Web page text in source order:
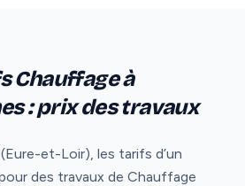
Chauffage à
: prix des travaux
et-Loir), les tarifs d’un
des travaux de Chauffage